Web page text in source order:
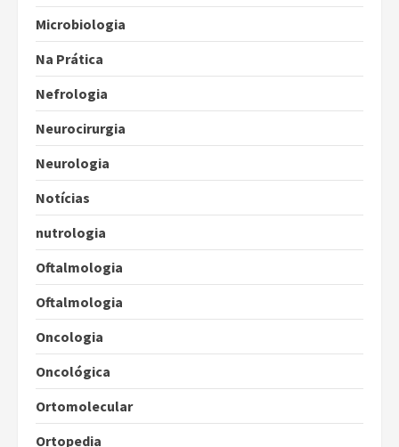
Microbiologia
Na Prática
Nefrologia
Neurocirurgia
Neurologia
Notícias
nutrologia
Oftalmologia
Oftalmologia
Oncologia
Oncológica
Ortomolecular
Ortopedia